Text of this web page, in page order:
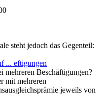
steht jedoch das Gegenteil:
... eftigungen
mehreren Beschäftigungen?
mit mehreren
jeweils von